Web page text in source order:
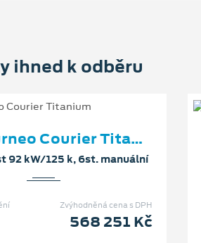
ihned k odběru
Ford Tourneo Courier Titanium
92 kW/125 k, 6st. manuální
Zvýhodněná cena s DPH
568 251 Kč